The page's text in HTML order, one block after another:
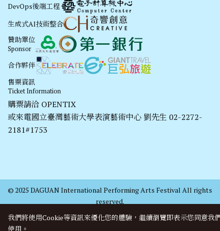
DevOps後端工程
生成式AI技術整合
贊助單位
Sponsor
合作夥伴
售票資訊
Ticket Information
購票請洽 OPENTIX
或來電國立臺灣藝術大學表演藝術中心 劉先生 02-2272-
2181#1753
© 2025 DAGUAN International Performing Arts Festival All rights
reserved.
我們將使用cookie等資訊來優化您的體驗，繼續瀏覽即表示您同意我
使用。